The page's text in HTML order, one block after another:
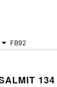
FB92
134